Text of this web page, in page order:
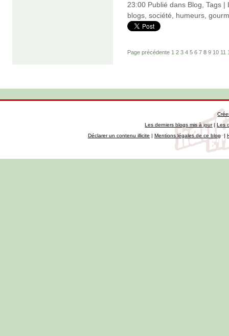
23:00 Publié dans Blog, Tags |
blogs, société, humeurs,
Page précédente 1 2 3 4 5 6 7 8 9 10 11
Les derniers blogs mis à jour|Les
Déclarer un contenu illicite | Mentions légales de ce blog|